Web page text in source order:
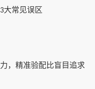
3大常见误区
，精准验配比盲目追求